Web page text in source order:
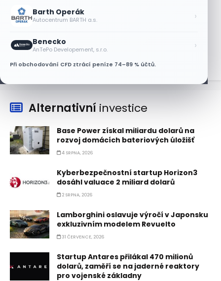
Barth Operák
Autocentrum BARTH a.s. ›
Benecko
AnTePo Developement, s.r.o. ›
Při obchodování CFD ztrácí peníze 74–89 % účtů.
Tesla míří na obrovský trh
samořiditelných aut. Akcie reagují
7 SRPNA, 2026
Alternativní investice
Base Power získal miliardu dolarů na
rozvoj domácích bateriových úložišť
4 SRPNA, 2026
Kyberbezpečnostní startup Horizon3
dosáhl valuace 2 miliard dolarů
2 SRPNA, 2026
Lamborghini oslavuje výročí v Japonsku
exkluzivním modelem Revuelto
31 ČERVENCE, 2026
Startup Antares přilákal 470 milionů
dolarů, zaměří se na jaderné reaktory
pro vojenské základny